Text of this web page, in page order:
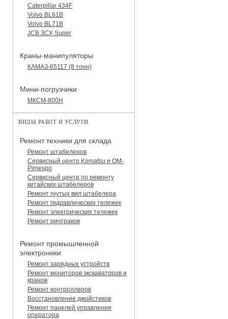
Caterpillar 434F
Volvo BL61B
Volvo BL71B
JCB 3CX Super
Краны-манипуляторы
КАМАЗ-65117 (8 тонн)
Мини-погрузчики
МКСМ-800H
ВИДЫ РАБОТ И УСЛУГИ
Ремонт техники для склада
Ремонт штабелеров
Сервисный центр Komatsu и OM-
Pimespo
Сервисный центр по ремонту
китайских штабелеров
Ремонт гнутых вил штабелера
Ремонт гидравлических тележек
Ремонт электрических тележек
Ремонт ричтраков
Ремонт промышленной
электроники
Ремонт зарядных устройств
Ремонт мониторов экскаваторов и
кранов
Ремонт контроллеров
Восстановление джойстиков
Ремонт панелей управления
оператора